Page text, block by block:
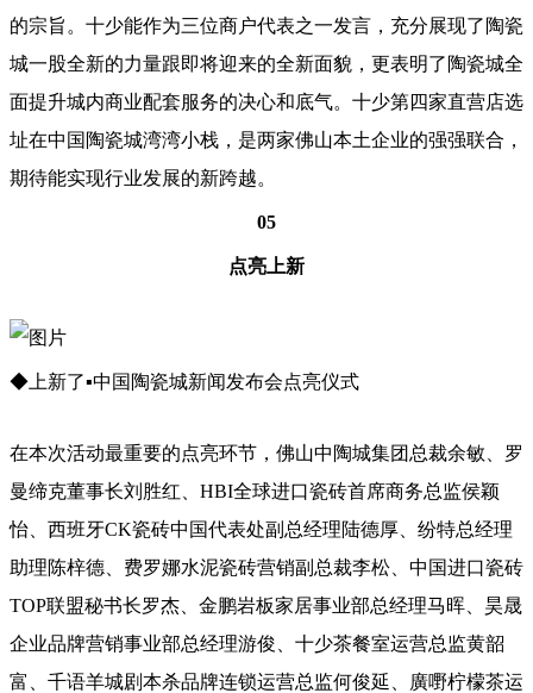
的宗旨。十少能作为三位商户代表之一发言，充分展现了陶瓷
城一股全新的力量跟即将迎来的全新面貌，更表明了陶瓷城全
面提升城内商业配套服务的决心和底气。十少第四家直营店选
址在中国陶瓷城湾湾小栈，是两家佛山本土企业的强强联合，
期待能实现行业发展的新跨越。
05
点亮上新
◆上新了▪中国陶瓷城新闻发布会点亮仪式
在本次活动最重要的点亮环节，佛山中陶城集团总裁余敏、罗
曼缔克董事长刘胜红、HBI全球进口瓷砖首席商务总监侯颖
怡、西班牙CK瓷砖中国代表处副总经理陆德厚、纷特总经理
助理陈梓德、费罗娜水泥瓷砖营销副总裁李松、中国进口瓷砖
TOP联盟秘书长罗杰、金鹏岩板家居事业部总经理马晖、昊晟
企业品牌营销事业部总经理游俊、十少茶餐室运营总监黄韶
富、千语羊城剧本杀品牌连锁运营总监何俊延、廣嘢柠檬茶运